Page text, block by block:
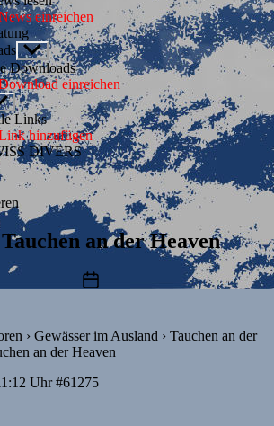
einreichen
Untermenü
anzeigen
Downloads
einreichen
Links
hinzufügen
DIVERS
an der Heaven
Beitragsdatum
› Gewässer im Ausland › Tauchen an der
an der Heaven
Uhr #61275